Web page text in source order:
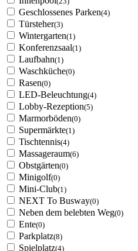
Geschlossenes Parken(4)
Türsteher(3)
Wintergarten(1)
Konferenzsaal(1)
Laufbahn(1)
Waschküche(0)
Rasen(0)
LED-Beleuchtung(4)
Lobby-Rezeption(5)
Marmorböden(0)
Supermärkte(1)
Tischtennis(4)
Massageraum(6)
Obstgärten(0)
Minigolf(0)
Mini-Club(1)
NEXT To Busway(0)
Neben dem belebten Weg(0)
Ente(0)
Parkplatz(8)
Spielplatz(4)